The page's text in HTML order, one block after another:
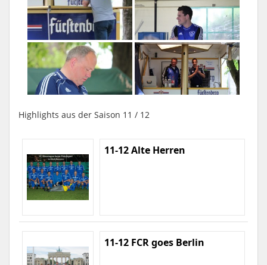
Highlights aus der Saison 11 / 12
11-12 Alte Herren
11-12 FCR goes Berlin